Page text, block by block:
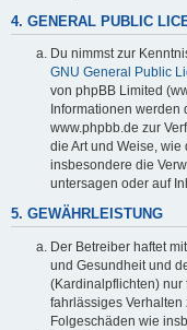
4. GENERAL PUBLIC
Du nimmst zur
GNU General Public
von phpBB Limited
Informationen
www.phpbb.de zur
die Art und Weise,
insbesondere die
untersagen oder auf
5. GEWÄHRLEISTUNG
Der Betreiber haftet
und Gesundheit und
(Kardinalpflichten) nur
fahrlässiges
Folgeschäden wie